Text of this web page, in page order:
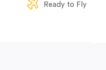
Ready to Fly